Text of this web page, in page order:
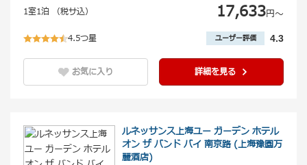
17,633円〜
1室1泊 （税サ込）
4.5つ星 ユーザー評価 4.3
お気に入り 詳細を見る
ルネッサンス上海ユー ガーデン ホテル
オン ザ バンド バイ 南京路 (上海豫園万
麗酒店)